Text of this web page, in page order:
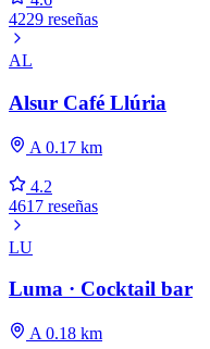
4229 reseñas
AL
Alsur Café Llúria
A 0.17 km
4.2
4617 reseñas
LU
Luma · Cocktail bar
A 0.18 km